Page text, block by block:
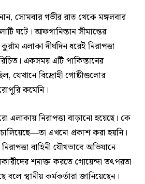
সোমবার গভীর রাত থেকে মঙ্গলবার
ঘটে। আফগানিস্তান সীমান্তের
এলাকা দীর্ঘদিন ধরেই নিরাপত্তা
একসময় এটি পাকিস্তানের
যেখানে বিদ্রোহী গোষ্ঠীগুলোর
কমেনি।
এলাকায় নিরাপত্তা বাড়ানো হয়েছে। কে
এখনো প্রকাশ করা হয়নি।
বাহিনী যৌথভাবে অভিযানে
শনাক্ত করতে গোয়েন্দা তৎপরতা
স্থানীয় কর্মকর্তারা জানিয়েছেন।